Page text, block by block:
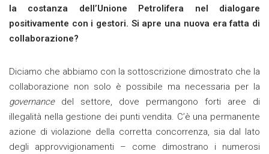
la costanza dell’Unione Petrolifera nel dialogare
positivamente con i gestori. Si apre una nuova era fatta di
collaborazione?
Diciamo che abbiamo con la sottoscrizione dimostrato che la
collaborazione non solo è possibile ma necessaria per la
governancedel settore, dove permangono forti aree di
illegalità nella gestione dei punti vendita. C’è una permanente
azione di violazione della corretta concorrenza, sia dal lato
degli approvvigionamenti – come dimostrano i numerosi